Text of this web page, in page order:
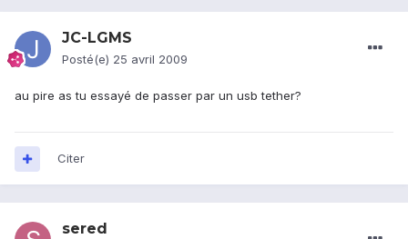
JC-LGMS
Posté(e) 25 avril 2009
au pire as tu essayé de passer par un usb tether?
Citer
sered